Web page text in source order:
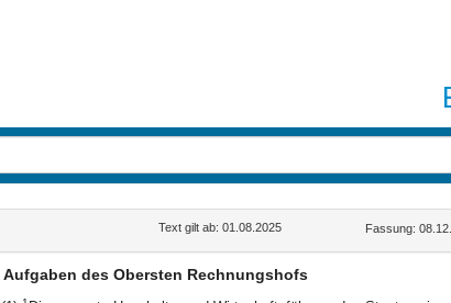
Text gilt ab: 01.08.2025 Fassung:
Aufgaben des Obersten Rechnungshofs